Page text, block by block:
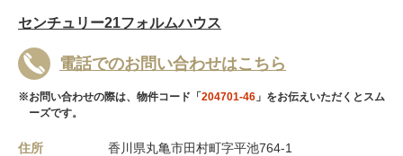
センチュリー21フォルムハウス
電話でのお問い合わせはこちら
※お問い合わせの際は、物件コード「 204701-46 」をお伝えいただくとスム
ーズです。
住所
香川県丸亀市田村町字平池764-1